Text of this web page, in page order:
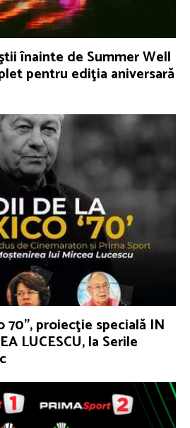
înainte de Summer Well
pentru ediţia aniversară
70”, proiecţie specială IN
LUCESCU, la Serile